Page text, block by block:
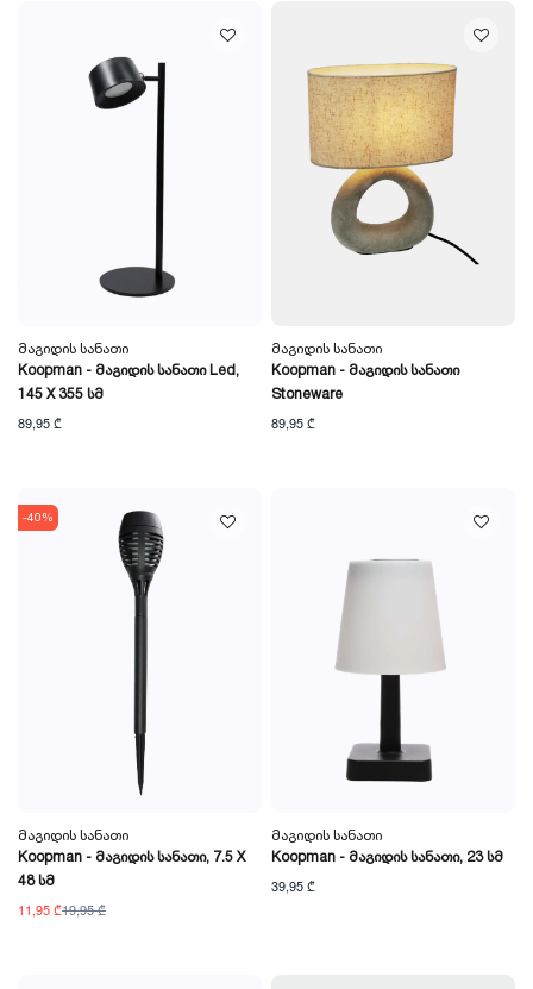
Მაგიდის Სანათი
Koopman - Მაგიდის Სანათი Led,
145 X 355 Სმ
89,95 ₾
Მაგიდის Სანათი
Koopman - Მაგიდის Სანათი
Stoneware
89,95 ₾
-40%
Მაგიდის Სანათი
Koopman - Მაგიდის Სანათი, 7.5 X
48 Სმ
11,95 ₾19,95 ₾
Მაგიდის Სანათი
Koopman - Მაგიდის Სანათი, 23 Სმ
39,95 ₾